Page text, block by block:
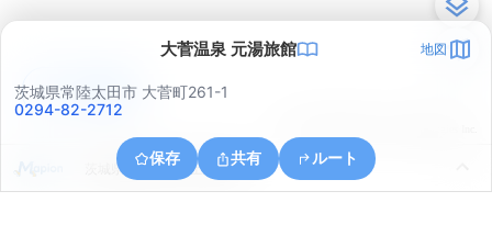
大菅温泉 元湯旅館 地図
茨城県常陸太田市 大菅町261-1
0294-82-2712
保存 共有 ルート
茨城県常陸太田市上深荻町
アプリで見る